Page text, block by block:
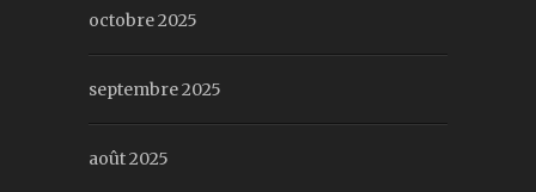
octobre 2025
septembre 2025
août 2025